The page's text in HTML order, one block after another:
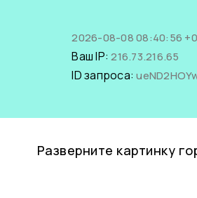
2026-08-08 08:40:56
Ваш IP:216.73.216.65
ID запроса:
Разверните картинку